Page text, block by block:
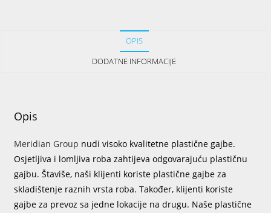
OPIS
DODATNE INFORMACIJE
Opis
Meridian Group nudi visoko kvalitetne plastične gajbe.
Osjetljiva i lomljiva roba zahtijeva odgovarajuću plastičnu
gajbu. Štaviše, naši klijenti koriste plastične gajbe za
skladištenje raznih vrsta roba. Također, klijenti koriste
gajbe za prevoz sa jedne lokacije na drugu. Naše plastične